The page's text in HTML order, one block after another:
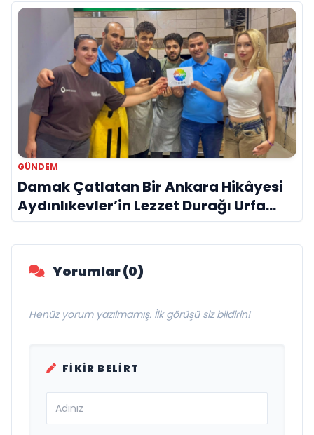
GÜNDEM
Damak Çatlatan Bir Ankara Hikâyesi
Aydınlıkevler’in Lezzet Durağı Urfa
Damak
Yorumlar (0)
Henüz yorum yazılmamış. İlk görüşü siz bildirin!
FIKIR BELIRT